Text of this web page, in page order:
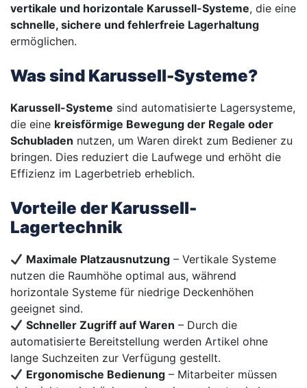
vertikale und horizontale Karussell-Systeme, die eine
schnelle, sichere und fehlerfreie Lagerhaltung
ermöglichen.
Was sind Karussell-Systeme?
Karussell-Systeme sind automatisierte Lagersysteme,
die eine kreisförmige Bewegung der Regale oder
Schubladen nutzen, um Waren direkt zum Bediener zu
bringen. Dies reduziert die Laufwege und erhöht die
Effizienz im Lagerbetrieb erheblich.
Vorteile der Karussell-
Lagertechnik
Maximale Platzausnutzung – Vertikale Systeme
nutzen die Raumhöhe optimal aus, während
horizontale Systeme für niedrige Deckenhöhen
geeignet sind.
Schneller Zugriff auf Waren – Durch die
automatisierte Bereitstellung werden Artikel ohne
lange Suchzeiten zur Verfügung gestellt.
Ergonomische Bedienung – Mitarbeiter müssen